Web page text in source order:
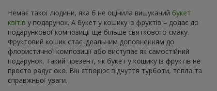
Немає такої людини, яка б не оцінила вишуканий букет
квітів у подарунок. А букет у кошику із фруктів – додає до
подарункової композиції ще більше святкового смаку.
Фруктовий кошик стає ідеальним доповненням до
флористичної композиції або виступає як самостійний
подарунок. Такий презент, як букет у кошику із фруктів не
просто радує око. Він створює відчуття турботи, тепла та
справжньої уваги.